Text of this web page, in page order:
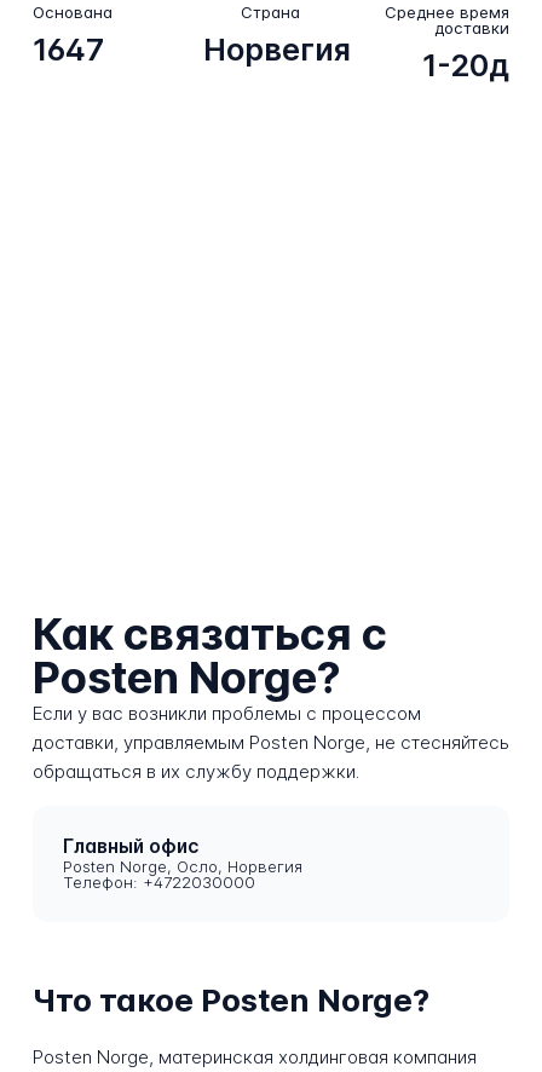
Основана
1647
Страна
Норвегия
Среднее время
доставки
1-20д
Как связаться с
Posten Norge?
Если у вас возникли проблемы с процессом
доставки, управляемым Posten Norge, не стесняйтесь
обращаться в их службу поддержки.
Главный офис
Posten Norge, Осло, Норвегия
Телефон: +4722030000
Что такое Posten Norge?
Posten Norge, материнская холдинговая компания